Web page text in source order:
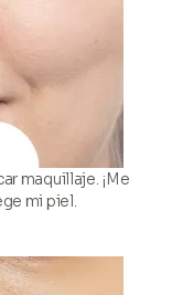
maquillaje. ¡Me
mi piel.